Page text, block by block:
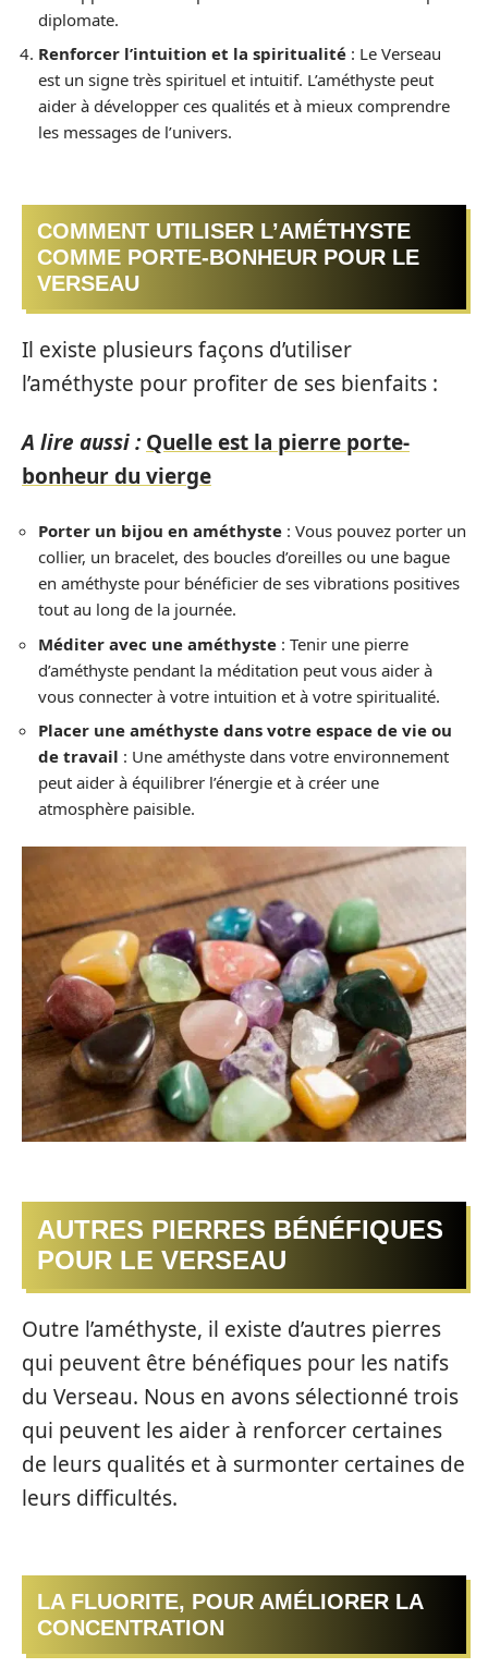
diplomate.
Renforcer l’intuition et la spiritualité : Le Verseau
est un signe très spirituel et intuitif. L’améthyste peut
aider à développer ces qualités et à mieux comprendre
les messages de l’univers.
COMMENT UTILISER L’AMÉTHYSTE
COMME PORTE-BONHEUR POUR LE
VERSEAU
Il existe plusieurs façons d’utiliser
l’améthyste pour profiter de ses bienfaits :
A lire aussi : Quelle est la pierre porte-
bonheur du vierge
Porter un bijou en améthyste : Vous pouvez porter un
collier, un bracelet, des boucles d’oreilles ou une bague
en améthyste pour bénéficier de ses vibrations positives
tout au long de la journée.
Méditer avec une améthyste : Tenir une pierre
d’améthyste pendant la méditation peut vous aider à
vous connecter à votre intuition et à votre spiritualité.
Placer une améthyste dans votre espace de vie ou
de travail : Une améthyste dans votre environnement
peut aider à équilibrer l’énergie et à créer une
atmosphère paisible.
AUTRES PIERRES BÉNÉFIQUES
POUR LE VERSEAU
Outre l’améthyste, il existe d’autres pierres
qui peuvent être bénéfiques pour les natifs
du Verseau. Nous en avons sélectionné trois
qui peuvent les aider à renforcer certaines
de leurs qualités et à surmonter certaines de
leurs difficultés.
LA FLUORITE, POUR AMÉLIORER LA
CONCENTRATION